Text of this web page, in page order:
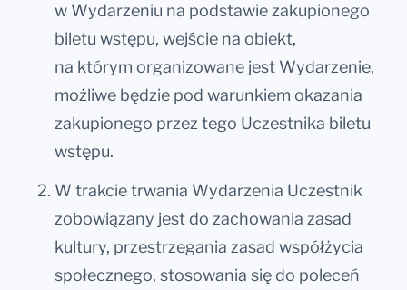
w Wydarzeniu na podstawie zakupionego
biletu wstępu, wejście na obiekt,
na którym organizowane jest Wydarzenie,
możliwe będzie pod warunkiem okazania
zakupionego przez tego Uczestnika biletu
wstępu.
W trakcie trwania Wydarzenia Uczestnik
zobowiązany jest do zachowania zasad
kultury, przestrzegania zasad współżycia
społecznego, stosowania się do poleceń